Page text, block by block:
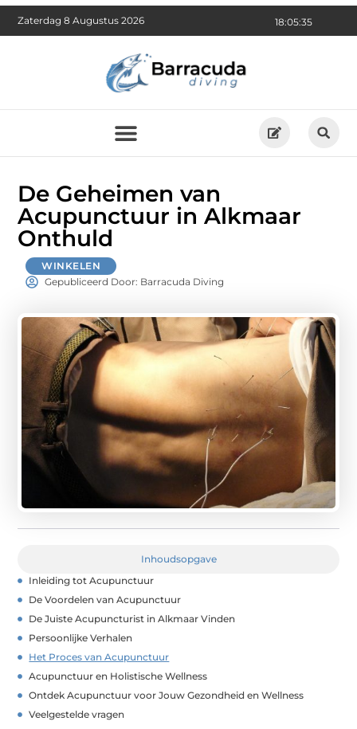
18:05:36
Zaterdag 8 Augustus 2026
De Geheimen van
Acupunctuur in Alkmaar
Onthuld
WINKELEN
Gepubliceerd Door: Barracuda Diving
Inhoudsopgave
Inleiding tot Acupunctuur
De Voordelen van Acupunctuur
De Juiste Acupuncturist in Alkmaar Vinden
Persoonlijke Verhalen
Het Proces van Acupunctuur
Acupunctuur en Holistische Wellness
Ontdek Acupunctuur voor Jouw Gezondheid en Wellness
Veelgestelde vragen